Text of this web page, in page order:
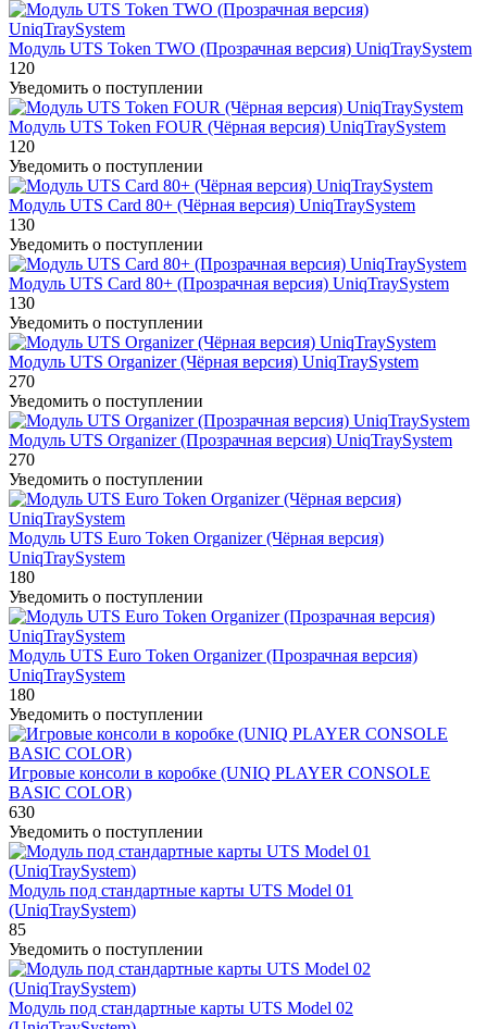
Модуль UTS Token TWO (Прозрачная версия) UniqTraySystem
120
Уведомить о поступлении
Модуль UTS Token FOUR (Чёрная версия) UniqTraySystem
120
Уведомить о поступлении
Модуль UTS Card 80+ (Чёрная версия) UniqTraySystem
130
Уведомить о поступлении
Модуль UTS Card 80+ (Прозрачная версия) UniqTraySystem
130
Уведомить о поступлении
Модуль UTS Organizer (Чёрная версия) UniqTraySystem
270
Уведомить о поступлении
Модуль UTS Organizer (Прозрачная версия) UniqTraySystem
270
Уведомить о поступлении
Модуль UTS Euro Token Organizer (Чёрная версия)
UniqTraySystem
180
Уведомить о поступлении
Модуль UTS Euro Token Organizer (Прозрачная версия)
UniqTraySystem
180
Уведомить о поступлении
Игровые консоли в коробке (UNIQ PLAYER CONSOLE
BASIC COLOR)
630
Уведомить о поступлении
Модуль под стандартные карты UTS Model 01
(UniqTraySystem)
85
Уведомить о поступлении
Модуль под стандартные карты UTS Model 02